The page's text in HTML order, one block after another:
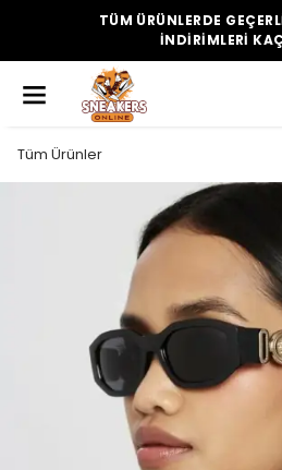
TÜM ÜRÜNLERDE
İNDİRİMLERİ
Tüm Ürünler